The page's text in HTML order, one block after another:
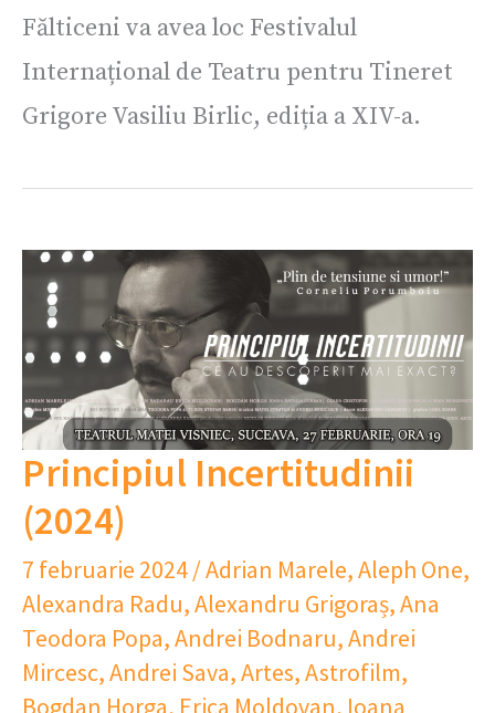
Fălticeni va avea loc Festivalul
Internațional de Teatru pentru Tineret
Grigore Vasiliu Birlic, ediția a XIV-a.
Principiul Incertitudinii
(2024)
7 februarie 2024/Adrian Marele,Aleph One,
Alexandra Radu,Alexandru Grigoraș,Ana
Teodora Popa,Andrei Bodnaru,Andrei
Mircesc,Andrei Sava,Artes,Astrofilm,
Bogdan Horga, Erica Moldovan, Ioana